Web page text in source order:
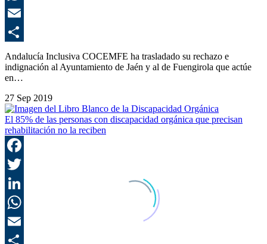
Andalucía Inclusiva COCEMFE ha trasladado su rechazo e
indignación al Ayuntamiento de Jaén y al de Fuengirola que actúe
en…
27 Sep 2019
El 85% de las personas con discapacidad orgánica que precisan
rehabilitación no la reciben